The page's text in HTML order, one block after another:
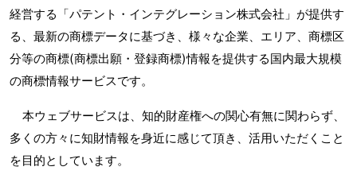
経営する「パテント・インテグレーション株式会社」が提供す
る、最新の商標データに基づき、様々な企業、エリア、商標区
分等の商標(商標出願・登録商標)情報を提供する国内最大規模
の商標情報サービスです。
本ウェブサービスは、知的財産権への関心有無に関わらず、
多くの方々に知財情報を身近に感じて頂き、活用いただくこと
を目的としています。